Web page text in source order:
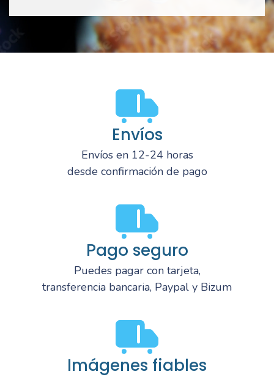
Envíos
Envíos en 12-24 horas
desde confirmación de pago
Pago seguro
Puedes pagar con tarjeta,
transferencia bancaria, Paypal y Bizum
Imágenes fiables